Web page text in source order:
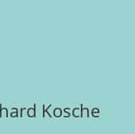
Kosche